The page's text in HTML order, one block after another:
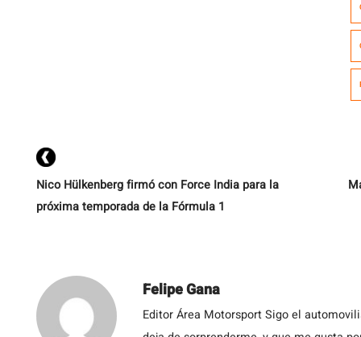
Nico Hülkenberg firmó con Force India para la
próxima temporada de la Fórmula 1
Felipe Gana
Editor Área Motorsport Sigo el